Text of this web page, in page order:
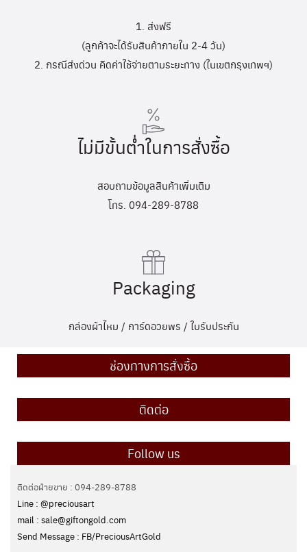
1. ส่งฟรี
(ลูกค้าจะได้รับสินค้าภายใน 2-4 วัน)
2. กรณีส่งด่วน คิดค่าใช้จ่ายตามระยะทาง (ในเขตกรุงเทพฯ)
ไม่มีขั้นต่ำในการสั่งซื้อ
สอบถามข้อมูลสินค้าเพิ่มเติม
โทร. 094-289-8788
Packaging
กล่องผ้าไหม / การ์ดอวยพร / ใบรับประกัน
ช่องทางการสั่งซื้อ
ติดต่อ
Follow us
ติดต่อฝ่ายขาย : 094-289-8788
Line : @preciousart
mail : sale@giftongold.com
Send Message : FB/PreciousArtGold